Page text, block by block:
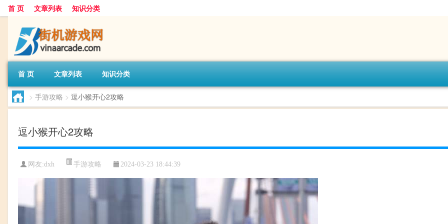
首 页 文章列表 知识分类
首 页 文章列表 知识分类
> 手游攻略 > 逗小猴开心2攻略
逗小猴开心2攻略
网友:dxh 手游攻略 2024-03-23 18:44:39